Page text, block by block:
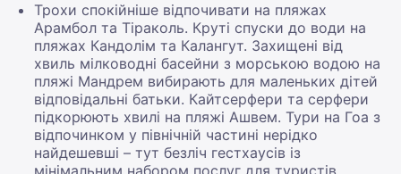
Трохи спокійніше відпочивати на пляжах
Арамбол та Тіраколь. Круті спуски до води на
пляжах Кандолім та Калангут. Захищені від
хвиль мілководні басейни з морською водою на
пляжі Мандрем вибирають для маленьких дітей
відповідальні батьки. Кайтсерфери та серфери
підкорюють хвилі на пляжі Ашвем. Тури на Гоа з
відпочинком у північній частині нерідко
найдешевші – тут безліч гестхаусів із
мінімальним набором послуг для туристів.